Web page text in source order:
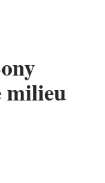
milieu